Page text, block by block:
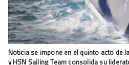
Noticia se impone en el quinto acto de
y HSN Sailing Team consolida su